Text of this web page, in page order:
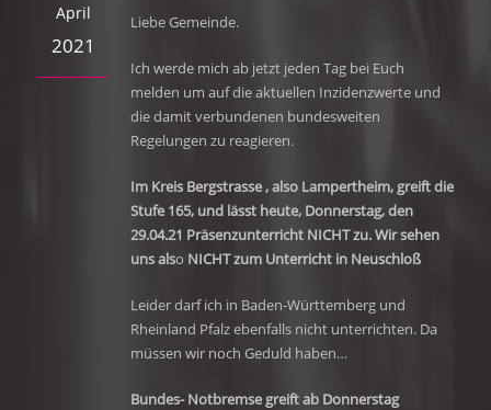
April
2021
Liebe Gemeinde.
Ich werde mich ab jetzt jeden Tag bei Euch
melden um auf die aktuellen Inzidenzwerte und
die damit verbundenen bundesweiten
Regelungen zu reagieren.
Im Kreis Bergstrasse , also Lampertheim, greift die
Stufe 165, und lässt heute, Donnerstag, den
29.04.21 Präsenzunterricht NICHT zu. Wir sehen
uns also NICHT zum Unterricht in Neuschloß
Leider darf ich in Baden-Württemberg und
Rheinland Pfalz ebenfalls nicht unterrichten. Da
müssen wir noch Geduld haben…
Bundes- Notbremse greift ab Donnerstag